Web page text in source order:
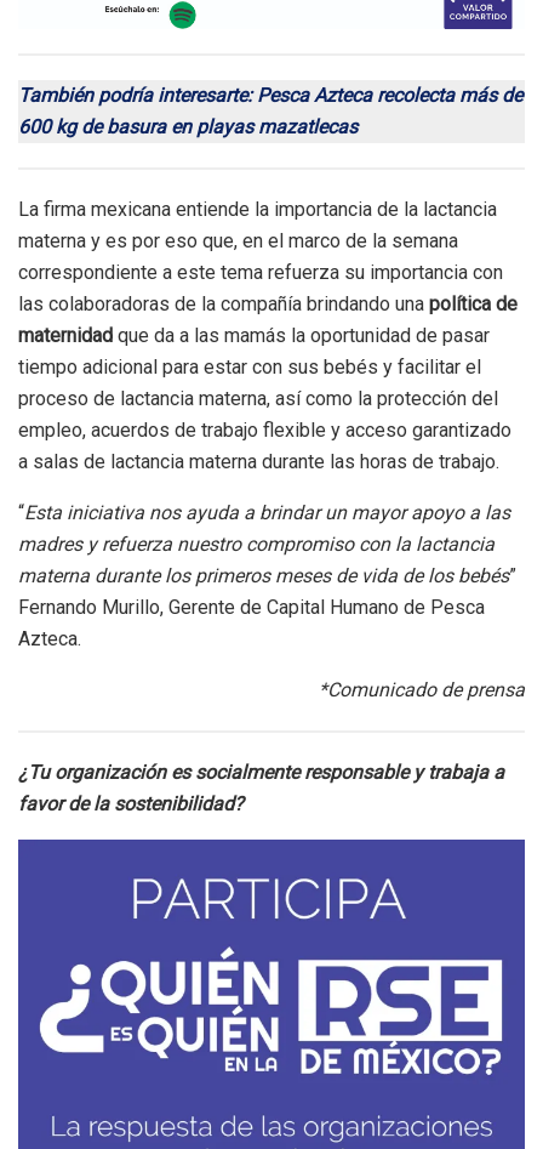
También podría interesarte: Pesca Azteca recolecta más de
600 kg de basura en playas mazatlecas
La firma mexicana entiende la importancia de la lactancia
materna y es por eso que, en el marco de la semana
correspondiente a este tema refuerza su importancia con
las colaboradoras de la compañía brindando una política de
maternidad que da a las mamás la oportunidad de pasar
tiempo adicional para estar con sus bebés y facilitar el
proceso de lactancia materna, así como la protección del
empleo, acuerdos de trabajo flexible y acceso garantizado
a salas de lactancia materna durante las horas de trabajo.
“Esta iniciativa nos ayuda a brindar un mayor apoyo a las
madres y refuerza nuestro compromiso con la lactancia
materna durante los primeros meses de vida de los bebés”
Fernando Murillo, Gerente de Capital Humano de Pesca
Azteca.
*Comunicado de prensa
¿Tu organización es socialmente responsable y trabaja a
favor de la sostenibilidad?